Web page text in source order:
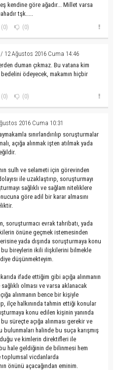
kendine göre ağadır... Millet varsa
tşk.....
(0) (0)
/ 12 Ağustos 2016 Cuma 14:46
duman çıkmaz. Bu vatana kim
ödeyecek, makamın hiçbir
(0) (0)
2016 Cuma 10:31
sınırlandırılıp soruşturmalar
açığa alınmak işten atılmak yada
sulh ve selameti için görevinden
ile uzaklaştırıp, soruşturmayı
sağlıklı ve sağlam niteliklere
göre adil bir karar almasını
soruşturmacı evrak tahribatı, yada
önüne geçmek istemesinden
yada dışında soruşturmaya konu
bu bireylerin ikili ilişkilerini bilmekle
düşünmekteyim.
ifade ettiğim gibi açığa alınmanın
olması ve varsa aklanacak
alınmanın bence bir kişiyle
ilçe halkınında tahmin ettiği konular
konu edilen kişinin yanında
süreçte açığa alınması gerekir ve
bulunmaları halinde bu suça karışmış
ve kimlerin direktifleri ile
bu hale geldiğinin de bilinmesi hem
toplumsal vicdanlarda
önünü açacağından eminim.